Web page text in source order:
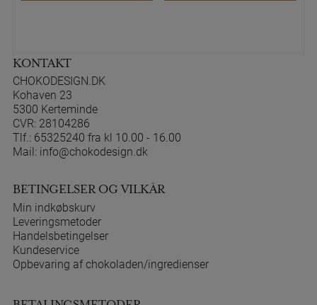
KONTAKT
CHOKODESIGN.DK
Kohaven 23
5300 Kerteminde
CVR: 28104286
Tlf.: 65325240 fra kl 10.00 - 16.00
Mail: info@chokodesign.dk
BETINGELSER OG VILKÅR
Min indkøbskurv
Leveringsmetoder
Handelsbetingelser
Kundeservice
Opbevaring af chokoladen/ingredienser